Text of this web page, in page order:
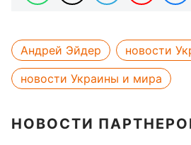
Андрей Эйдер
новости
новости Украины и мира
НОВОСТИ